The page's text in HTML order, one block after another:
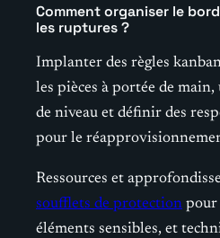
Comment organiser le
les ruptures ?
Implanter des règles
les pièces à portée de
de niveau et définir des
pour le
Ressources et
soufflets de protection pour
éléments sensibles, et